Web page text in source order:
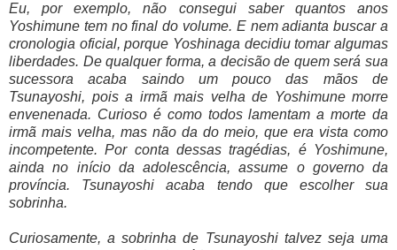
Eu, por exemplo, não consegui saber quantos anos
Yoshimune tem no final do volume. E nem adianta buscar a
cronologia oficial, porque Yoshinaga decidiu tomar algumas
liberdades. De qualquer forma, a decisão de quem será sua
sucessora acaba saindo um pouco das mãos de
Tsunayoshi, pois a irmã mais velha de Yoshimune morre
envenenada. Curioso é como todos lamentam a morte da
irmã mais velha, mas não da do meio, que era vista como
incompetente. Por conta dessas tragédias, é Yoshimune,
ainda no início da adolescência, assume o governo da
província. Tsunayoshi acaba tendo que escolher sua
sobrinha.
Curiosamente, a sobrinha de Tsunayoshi talvez seja uma